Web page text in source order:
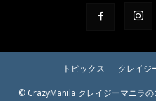
トピックス クレイジ
© CrazyManila クレイジーマニラ